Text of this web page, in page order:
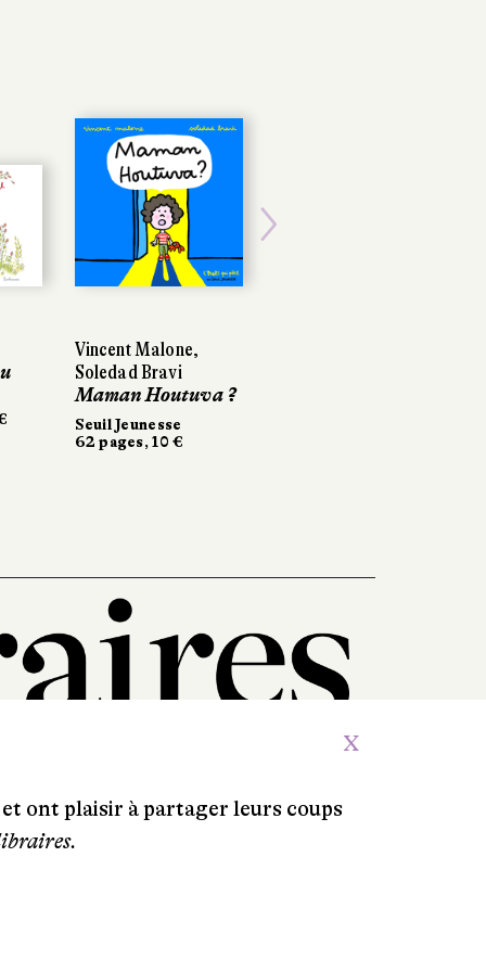
Vincent Malone,
Soledad Bravi
Maman Houtuva ?
Seuil Jeunesse
62 pages, 10 €
X
ont plaisir à partager leurs coups